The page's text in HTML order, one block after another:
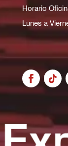
Horario
Lunes a